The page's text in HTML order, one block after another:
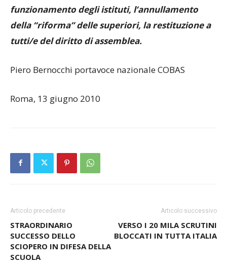
funzionamento degli istituti, l’annullamento
della “riforma” delle superiori, la restituzione a
tutti/e del diritto di assemblea.
Piero Bernocchi portavoce nazionale COBAS
Roma, 13 giugno 2010
Articolo precedente
STRAORDINARIO
SUCCESSO DELLO
SCIOPERO IN DIFESA DELLA
SCUOLA
Articolo successivo
VERSO I 20 MILA SCRUTINI
BLOCCATI IN TUTTA ITALIA